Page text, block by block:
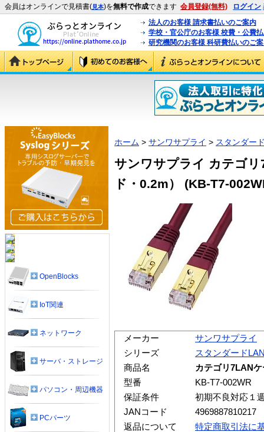
会員はオンラインで見積書(見本)を無料で作成できます 会員登録(無料) ログイン
法人のお客様 請求書払いのご案内
学校・官公庁のお客様 校費・公費
研究機関のお客様 科研費払いのご
ホーム > サンワサプライ > スタンダー
サンワサプライ カテゴ
ド・0.2m） (KB-T7-
メーカー
サンワサプライ
シリーズ
スタンダード
商品名
カテゴリ7LAN
型番
KB-T7-002WR
保証条件
初期不良対応１
JANコード
4969887810217
返品について
特定商取引法に
OpenBlocks
IoT関連
ネットワーク
サーバ・ストレージ
パソコン・周辺機器
PCパーツ